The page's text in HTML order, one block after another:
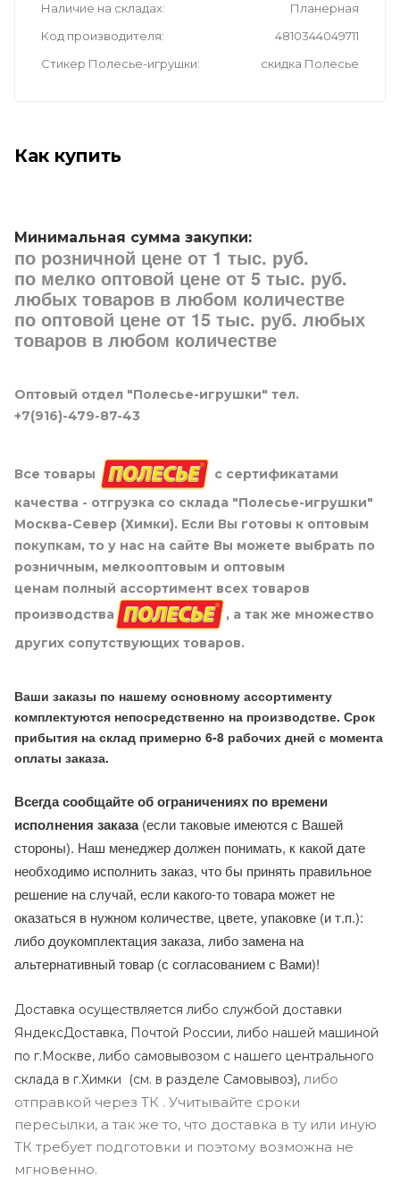
Наличие на складах
Планерная
Код производителя
4810344049711
Стикер Полесье-игрушки
скидка Полесье
Как купить
Минимальная сумма закупки:
по розничной цене от 1 тыс. руб.
по мелко оптовой цене от 5 тыс. руб.
любых товаров в любом количестве
по оптовой цене от 15 тыс. руб. любых
товаров в любом количестве
Оптовый отдел "Полесье-игрушки" тел.
+7(916)-479-87-43
Все товары
с сертификатами
качества - отгрузка со склада "Полесье-игрушки"
Москва-Север (Химки). Если Вы готовы к оптовым
покупкам, то у нас на сайте Вы можете выбрать по
розничным, мелкооптовым и оптовым
ценам полный ассортимент всех товаров
производства
, а так же множество
других сопутствующих товаров.
Ваши заказы по нашему основному ассортименту
комплектуются непосредственно на производстве. Срок
прибытия на склад примерно 6-8 рабочих дней с момента
оплаты заказа.
Всегда сообщайте об ограничениях по времени
исполнения заказа(если таковые имеются с Вашей
стороны). Наш менеджер должен понимать, к какой дате
необходимо исполнить заказ, что бы принять правильное
решение на случай, если какого-то товара может не
оказаться в нужном количестве, цвете, упаковке (и т.п.):
либо доукомплектация заказа, либо замена на
альтернативный товар (с согласованием с Вами)!
Доставка осуществляется либо службой доставки
ЯндексДоставка, Почтой России, либо нашей машиной
по г.Москве, либо самовывозом с нашего центрального
склада в г.Химки (см. в разделе Самовывоз), либо
отправкой через ТК . Учитывайте сроки
пересылки, а так же то, что доставка в ту или иную
ТК требует подготовки и поэтому возможна не
мгновенно.